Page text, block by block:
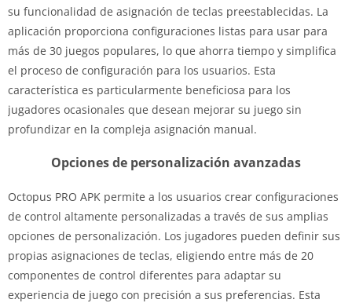
su funcionalidad de asignación de teclas preestablecidas. La
aplicación proporciona configuraciones listas para usar para
más de 30 juegos populares, lo que ahorra tiempo y simplifica
el proceso de configuración para los usuarios. Esta
característica es particularmente beneficiosa para los
jugadores ocasionales que desean mejorar su juego sin
profundizar en la compleja asignación manual.
Opciones de personalización avanzadas
Octopus PRO APK permite a los usuarios crear configuraciones
de control altamente personalizadas a través de sus amplias
opciones de personalización. Los jugadores pueden definir sus
propias asignaciones de teclas, eligiendo entre más de 20
componentes de control diferentes para adaptar su
experiencia de juego con precisión a sus preferencias. Esta